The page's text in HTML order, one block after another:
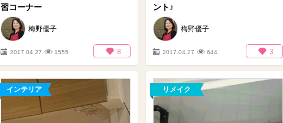
習コーナー
梅野優子
2017.04.27 1555 8
ント♪
梅野優子
2017.04.27 644 3
インテリア リメイク